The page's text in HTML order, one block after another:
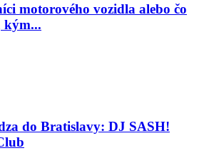
motorového vozidla alebo čo
kým...
do Bratislavy: DJ SASH!